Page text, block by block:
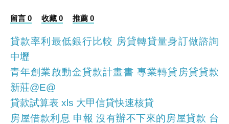
留言 0 收藏 0 推薦 0
貸款率利最低銀行比較 房貸轉貸量身訂做諮詢
中壢
青年創業啟動金貸款計畫書 專業轉貸房貸貸款
新莊@E@
貸款試算表 xls 大甲信貸快速核貸
房屋借款利息 申報 沒有辦不下來的房屋貸款 台